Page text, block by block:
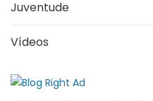
Juventude
Vídeos